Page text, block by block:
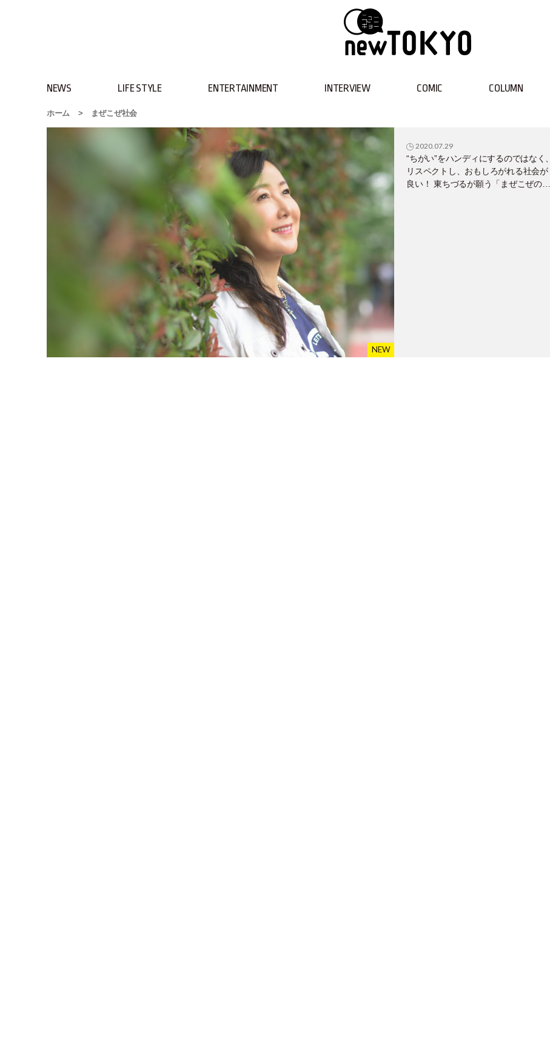
NEWS LIFE STYLE ENTERTAINMENT INTERVIEW COMIC COLUMN
ホーム > まぜこぜ社会
2020.07.29
“ちがい”をハンディにするのではなく、
リスペクトし、おもしろがれる社会が
良い！ 東ちづるが願う「まぜこぜの社